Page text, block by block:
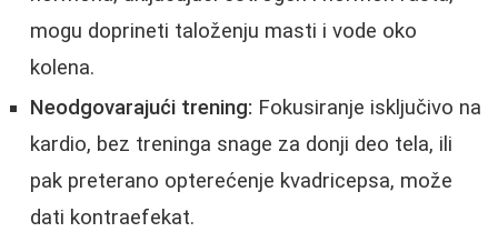
mogu doprineti taloženju masti i vode oko
kolena.
Neodgovarajući trening: Fokusiranje isključivo na
kardio, bez treninga snage za donji deo tela, ili
pak preterano opterećenje kvadricepsa, može
dati kontraefekat.